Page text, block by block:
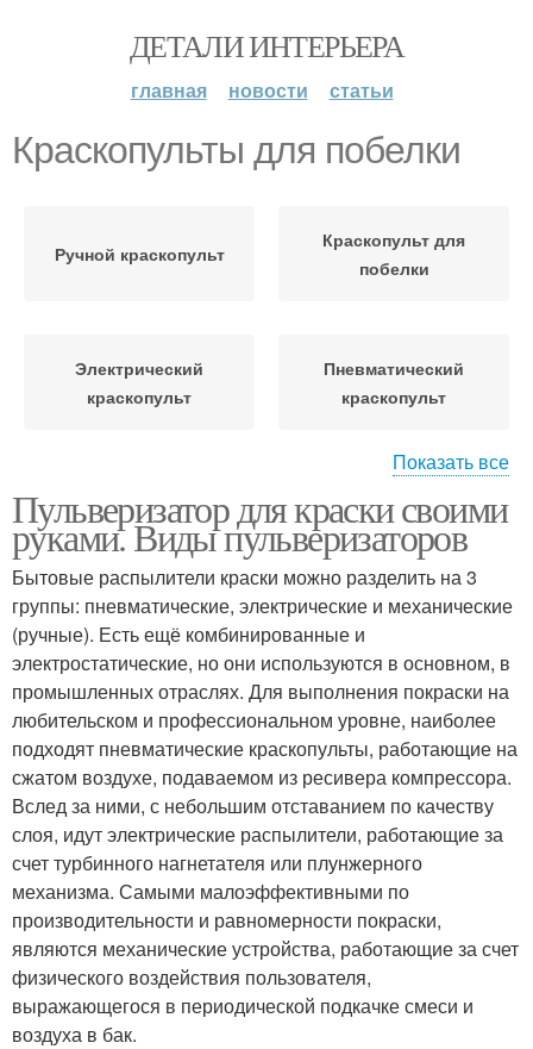
ДЕТАЛИ ИНТЕРЬЕРА
главная новости статьи
Краскопульты для побелки
Ручной краскопульт
Краскопульт для
побелки
Электрический
краскопульт
Пневматический
краскопульт
краскопульт
Краскопульт из
продувочного
пистолета
Самодельный
краскопульт
Краскопульт для
покраски
Краскопульт из
баллончика
Краскопульт из
холодильного
компрессора
Показать все
Пульверизатор для краски своими
руками. Виды пульверизаторов
Бытовые распылители краски можно разделить на 3
группы: пневматические, электрические и механические
(ручные). Есть ещё комбинированные и
электростатические, но они используются в основном, в
промышленных отраслях. Для выполнения покраски на
любительском и профессиональном уровне, наиболее
подходят пневматические краскопульты, работающие на
сжатом воздухе, подаваемом из ресивера компрессора.
Вслед за ними, с небольшим отставанием по качеству
слоя, идут электрические распылители, работающие за
счет турбинного нагнетателя или плунжерного
механизма. Самыми малоэффективными по
производительности и равномерности покраски,
являются механические устройства, работающие за счет
физического воздействия пользователя,
выражающегося в периодической подкачке смеси и
воздуха в бак.